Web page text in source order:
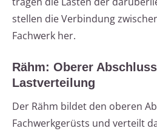
stellen die Verbindung
Fachwerk her.
Rähm: Oberer
Lastverteilung
Der Rähm bildet den oberen
Fachwerkgerüsts und verteilt